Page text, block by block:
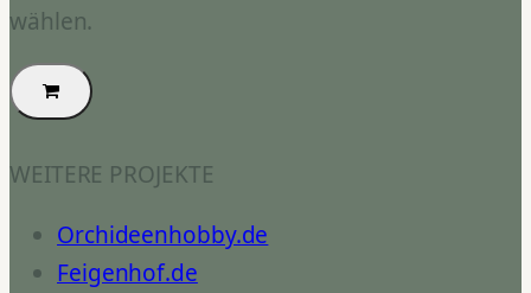
wählen.
WEITERE PROJEKTE
Orchideenhobby.de
Feigenhof.de